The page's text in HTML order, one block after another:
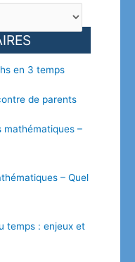
en 3 temps
de parents
mathématiques –
– Quel
temps : enjeux et